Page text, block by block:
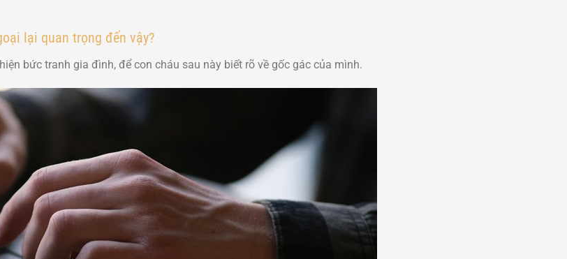
lại quan trọng đến vậy?
bức tranh gia đình, để con cháu sau này biết rõ về gốc gác của mình.